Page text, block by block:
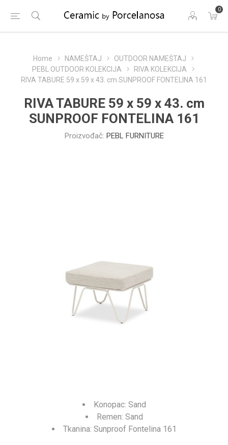
0
Home NAMEŠTAJ
OUTDOOR NAMEŠTAJ
PEBL OUTDOOR KOLEKCIJA
RIVA KOLEKCIJA
RIVA TABURE 59 x 59 x 43. cm SUNPROOF FONTELINA 161
RIVA TABURE 59 x 59 x 43. cm
SUNPROOF FONTELINA 161
Proizvođač: PEBL FURNITURE
Konopac: Sand
Remen: Sand
Tkanina: Sunproof Fontelina 161